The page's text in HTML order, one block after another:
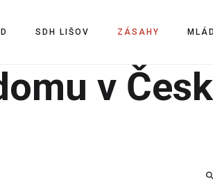
SDH LIŠOV ZÁSAHY
v